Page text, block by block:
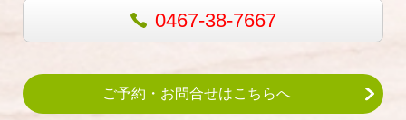
0467-38-7667
ご予約・お問合せはこちらへ